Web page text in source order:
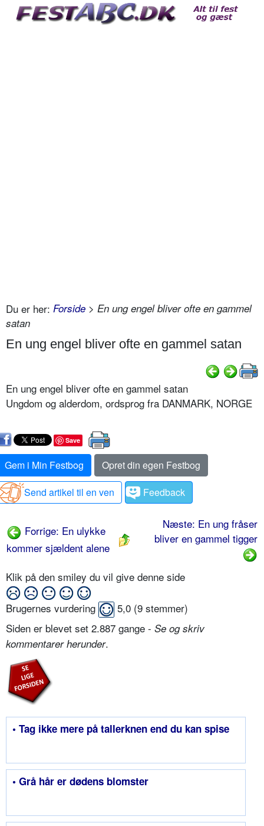
Du er her: Forside > En ung engel bliver ofte en gammel
satan
En ung engel bliver ofte en gammel satan
En ung engel bliver ofte en gammel satan
Ungdom og alderdom, ordsprog fra DANMARK, NORGE
Save
Gem i Min Festbog
Opret din egen Festbog
Send artikel til en ven
Feedback
Forrige: En ulykke
kommer sjældent alene
Næste: En ung fråser
bliver en gammel tigger
Klik på den smiley du vil give denne side
Brugernes vurdering 5,0 (9 stemmer)
Siden er blevet set 2.887 gange - Se og skriv
kommentarer herunder.
• Tag ikke mere på tallerknen end du kan spise
• Grå hår er dødens blomster